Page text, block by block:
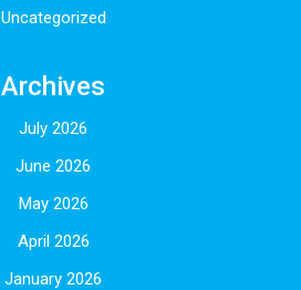
Uncategorized
Archives
July 2026
June 2026
May 2026
April 2026
January 2026